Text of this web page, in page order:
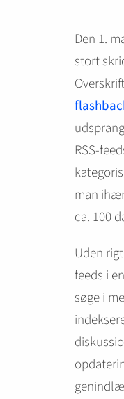
Den 1.
stort
RSS-
man
ca. 100
Uden
feeds i
søge i